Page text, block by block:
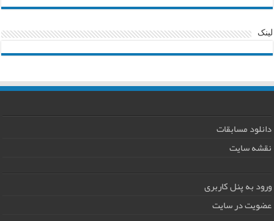
لینک
دانلود مسابقات
نقشه سایت
ورود به پنل کاربری
عضویت در سایت